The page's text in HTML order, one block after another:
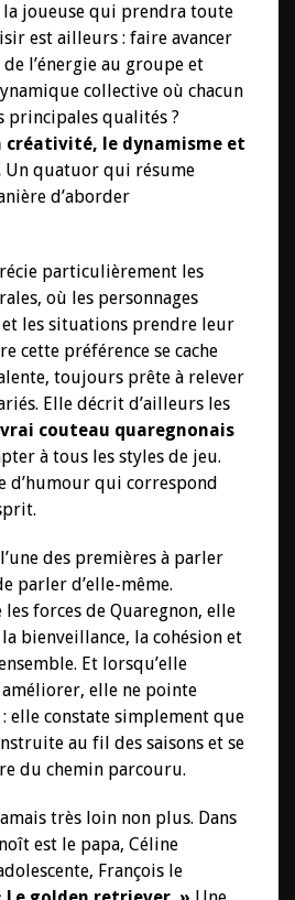
joueuse qui prendra toute
est ailleurs : faire avancer
l’énergie au groupe et
collective où chacun
principales qualités ?
créativité, le dynamisme et
Un quatuor qui résume
d’aborder
particulièrement les
où les personnages
et les situations prendre leur
cette préférence se cache
toujours prête à relever
Elle décrit d’ailleurs les
couteau quaregnonais
à tous les styles de jeu.
d’humour qui correspond
des premières à parler
parler d’elle-même.
les forces de Quaregnon, elle
bienveillance, la cohésion et
Et lorsqu’elle
elle ne pointe
elle constate simplement que
au fil des saisons et se
du chemin parcouru.
très loin non plus. Dans
est le papa, Céline
François le